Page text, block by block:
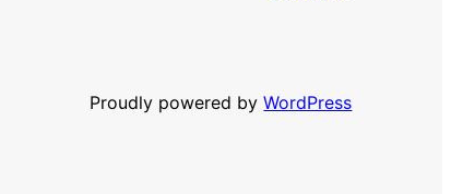
Proudly powered byWordPress